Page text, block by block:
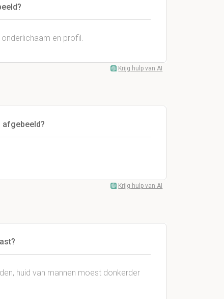
en profil.
Krijg hulp van AI
afgebeeld?
Krijg hulp van AI
huid van mannen moest donkerder